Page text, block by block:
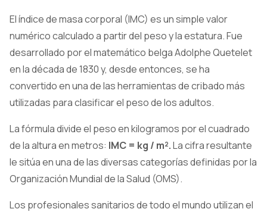
El índice de masa corporal (IMC) es un simple valor
numérico calculado a partir del peso y la estatura. Fue
desarrollado por el matemático belga Adolphe Quetelet
en la década de 1830 y, desde entonces, se ha
convertido en una de las herramientas de cribado más
utilizadas para clasificar el peso de los adultos.
La fórmula divide el peso en kilogramos por el cuadrado
de la altura en metros: IMC = kg / m².La cifra resultante
le sitúa en una de las diversas categorías definidas por la
Organización Mundial de la Salud (OMS).
Los profesionales sanitarios de todo el mundo utilizan el